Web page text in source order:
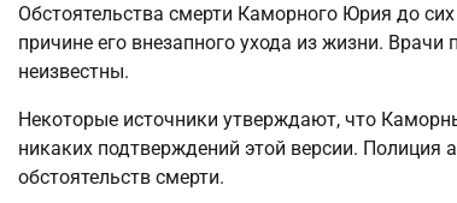
Обстоятельства смерти Каморного Юрия до
причине его внезапного ухода из жизни.
неизвестны.
Некоторые источники утверждают, что
никаких подтверждений этой версии. Полиция
обстоятельств смерти.